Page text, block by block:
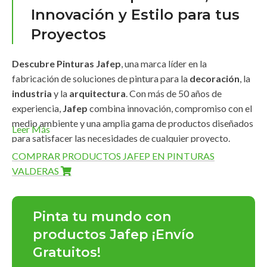
Innovación y Estilo para tus
Proyectos
Descubre Pinturas Jafep , una marca líder en la
fabricación de soluciones de pintura para la decoración , la
industria y la arquitectura . Con más de 50 años de
experiencia, Jafep combina innovación, compromiso con el
medio ambiente y una amplia gama de productos diseñados
para satisfacer las necesidades de cualquier proyecto.
Amplia Gama de Productos
Pinturas Jafepofrece una línea completa de productos de
alta calidad que destacan por su
impecablesy fácil aplicación:
Pinturas para interiores y exteriores
Leer Más
COMPRAR PRODUCTOS JAFEP EN PINTURAS
VALDERAS
Pinta tu mundo con
productos Jafep ¡Envío
Gratuitos!